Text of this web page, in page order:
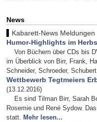
News
Kabarett-News Meldungen
Humor-Highlights im
Von Büchern über CDs bis
im Überblick von Birr, Frank,
Schneider, Schroeder,
Wettbewerb Tegtmeiers
(13.12.2016)
Es sind Tilman Birr, Sarah
Rosemie und René Sydow.
statt. Mehr lesen...